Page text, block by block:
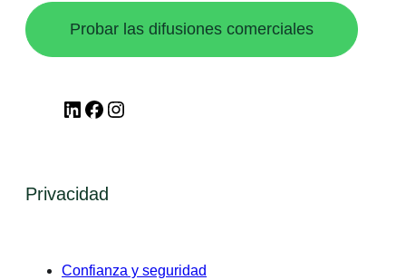
Probar las difusiones comerciales
LinkedInFacebook
Privacidad
Confianza y seguridad